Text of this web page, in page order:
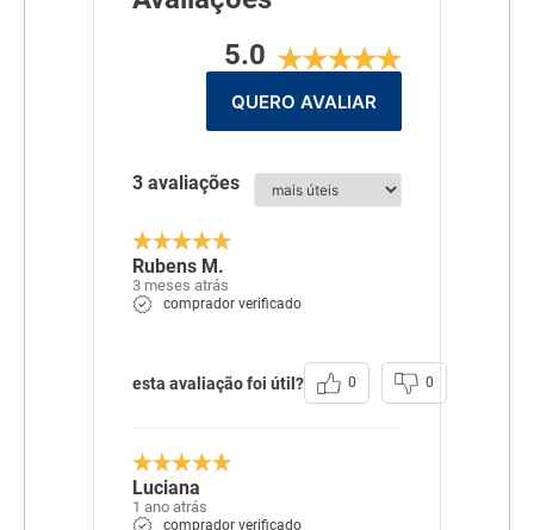
5.0
QUERO AVALIAR
3 avaliações
Rubens M.
3 meses atrás
comprador verificado
esta avaliação foi útil? 0 0
Luciana
1 ano atrás
comprador verificado